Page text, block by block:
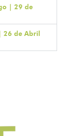
| 29 de
26 de Abril